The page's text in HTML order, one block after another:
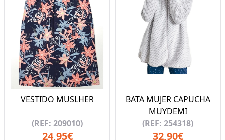
VESTIDO MUSLHER
(REF: 209010)
24,95€
BATA MUJER CAPUCHA
MUYDEMI
(REF: 254318)
32,90€